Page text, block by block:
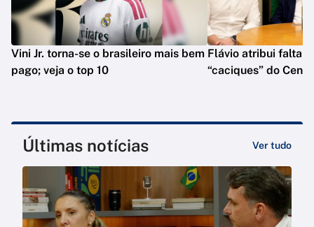
Vini Jr. torna-se o brasileiro mais bem
pago; veja o top 10
Flávio atribui falta
“caciques” do
Últimas notícias Ver tudo